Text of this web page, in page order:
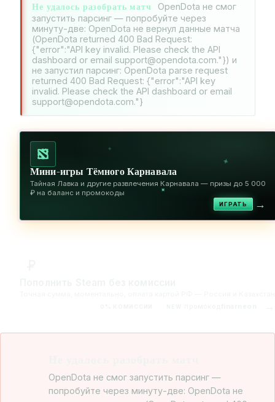
Не удалось разобрать матч
OpenDota не смог
запустить парсинг — попробуйте через
минуту-две: OpenDota не вернул данные матча
(OpenDota returned 400 Bad Request:
{"error":"API key invalid. Please check the API
dashboard or email support@opendota.com."}) и
не запустил парсинг: OpenDota parse request
returned 400 Bad Request: {"error":"API key
invalid. Please check the API dashboard or email
support@opendota.com."}
✦
✦
✦
Мини-игры Тёмного Карнавала
Тайная Лавка и другие развлечения Карнавала — призы до 5 000
₽ на баланс и промокоды
ИГРАТЬ →
OpenDota не смог запустить парсинг —
попробуйте через минуту-две: OpenDota не